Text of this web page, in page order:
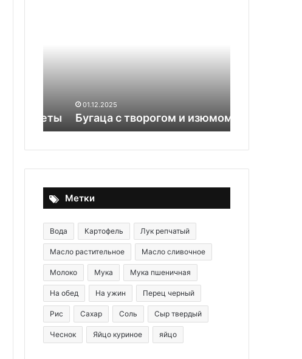
01.12.2025
Бугаца с творогом и изюмом
Метки
Вода Картофель Лук репчатый
Масло растительное Масло сливочное
Молоко Мука Мука пшеничная
На обед На ужин Перец черный
Рис Сахар Соль Сыр твердый
Чеснок Яйцо куриное яйцо